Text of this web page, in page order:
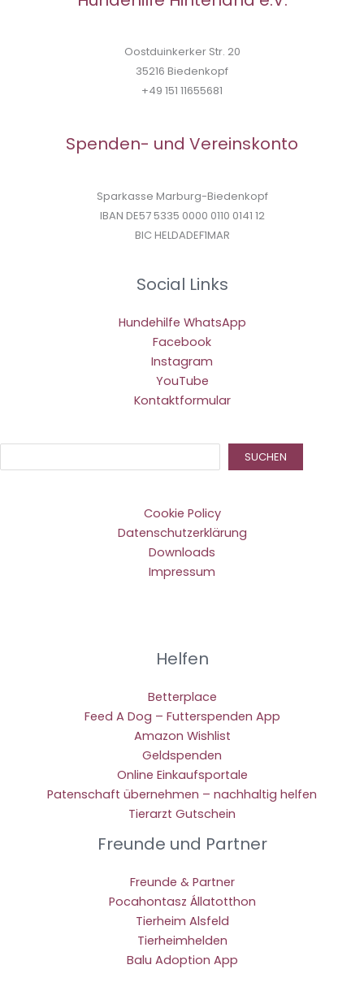
Oostduinkerker Str. 20
35216 Biedenkopf
+49 151 11655681
Spenden- und Vereinskonto
Sparkasse Marburg-Biedenkopf
IBAN DE57 5335 0000 0110 0141 12
BIC HELDADEF1MAR
Social Links
Hundehilfe WhatsApp
Facebook
Instagram
YouTube
Kontaktformular
SUCHEN
Cookie Policy
Datenschutzerklärung
Downloads
Impressum
Helfen
Betterplace
Feed A Dog – Futterspenden App
Amazon Wishlist
Geldspenden
Online Einkaufsportale
Patenschaft übernehmen – nachhaltig helfen
Tierarzt Gutschein
Freunde und Partner
Freunde & Partner
Pocahontasz Állatotthon
Tierheim Alsfeld
Tierheimhelden
Balu Adoption App